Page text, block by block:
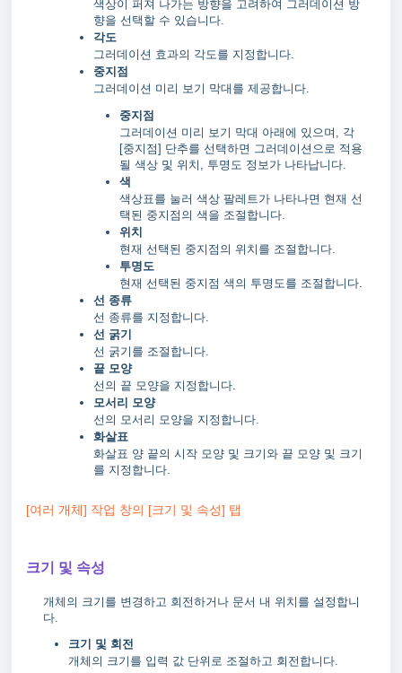
색상이 퍼져 나가는 방향을 고려하여 그러데이션 방
향을 선택할 수 있습니다.
각도
그러데이션 효과의 각도를 지정합니다.
중지점
그러데이션 미리 보기 막대를 제공합니다.
중지점
그러데이션 미리 보기 막대 아래에 있으며, 각
[중지점] 단추를 선택하면 그러데이션으로 적용
될 색상 및 위치, 투명도 정보가 나타납니다.
색
색상표를 눌러 색상 팔레트가 나타나면 현재 선
택된 중지점의 색을 조절합니다.
위치
현재 선택된 중지점의 위치를 조절합니다.
투명도
현재 선택된 중지점 색의 투명도를 조절합니다.
선 종류
선 종류를 지정합니다.
선 굵기
선 굵기를 조절합니다.
끝 모양
선의 끝 모양을 지정합니다.
모서리 모양
선의 모서리 모양을 지정합니다.
화살표
화살표 양 끝의 시작 모양 및 크기와 끝 모양 및 크기
를 지정합니다.
[여러 개체] 작업 창의 [크기 및 속성] 탭
크기 및 속성
개체의 크기를 변경하고 회전하거나 문서 내 위치를 설정합니
다.
크기 및 회전
개체의 크기를 입력 값 단위로 조절하고 회전합니다.